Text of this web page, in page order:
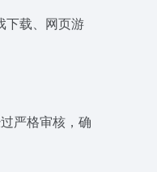
下载、网页游
严格审核，确